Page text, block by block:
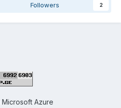
Followers 2
Microsoft Azure